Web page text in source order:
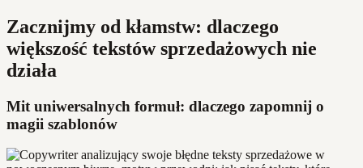
Zacznijmy od kłamstw: dlaczego
większość tekstów sprzedażowych nie
działa
Mit uniwersalnych formuł: dlaczego zapomnij o
magii szablonów